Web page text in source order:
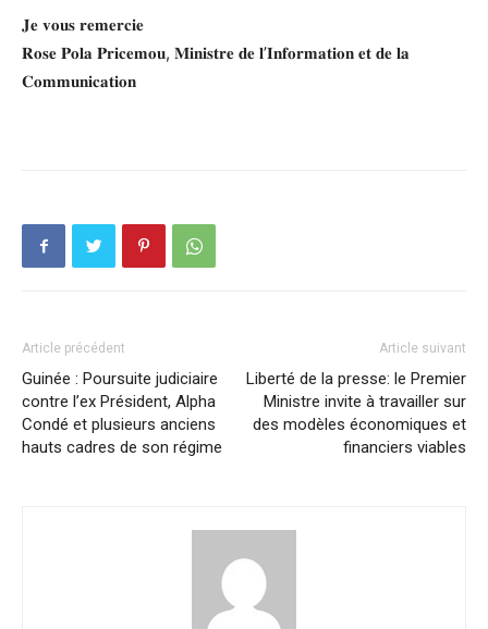
𝐉𝐞 𝐯𝐨𝐮𝐬 𝐫𝐞𝐦𝐞𝐫𝐜𝐢𝐞
𝐑𝐨𝐬𝐞 𝐏𝐨𝐥𝐚 𝐏𝐫𝐢𝐜𝐞𝐦𝐨𝐮, 𝐌𝐢𝐧𝐢𝐬𝐭𝐫𝐞 𝐝𝐞 𝐥’𝐈𝐧𝐟𝐨𝐫𝐦𝐚𝐭𝐢𝐨𝐧 𝐞𝐭 𝐝𝐞 𝐥𝐚
𝐂𝐨𝐦𝐦𝐮𝐧𝐢𝐜𝐚𝐭𝐢𝐨𝐧
Article précédent
Guinée : Poursuite judiciaire
contre l’ex Président, Alpha
Condé et plusieurs anciens
hauts cadres de son régime
Article suivant
Liberté de la presse: le Premier
Ministre invite à travailler sur
des modèles économiques et
financiers viables